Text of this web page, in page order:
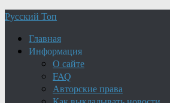
Русский Топ
Главная
Информация
О сайте
FAQ
Авторские права